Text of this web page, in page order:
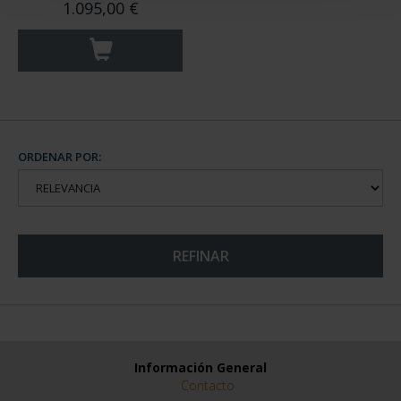
1.095,00 €
ORDENAR POR:
REFINAR
Información General
Contacto